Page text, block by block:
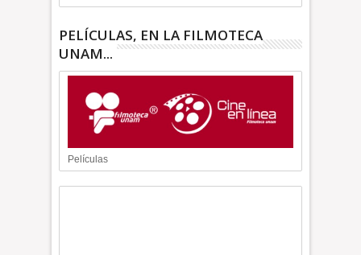
PELÍCULAS, EN LA FILMOTECA
UNAM...
Películas